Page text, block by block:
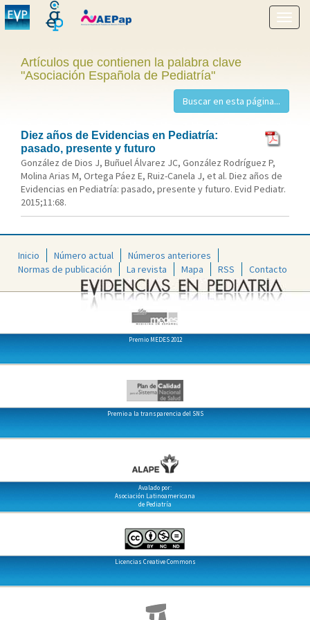
menú
Artículos que contienen la palabra clave
"Asociación Española de Pediatría"
Diez años de Evidencias en Pediatría:
pasado, presente y futuro
González de Dios J, Buñuel Álvarez JC, González Rodríguez P,
Molina Arias M, Ortega Páez E, Ruiz-Canela J, et al. Diez años de
Evidencias en Pediatría: pasado, presente y futuro. Evid Pediatr.
2015;11:68.
Inicio Número actual
Números anteriores
Normas de publicación
La revista Mapa RSS Contacto
Premio MEDES 2012
Premio a la transparencia del SNS
Avalado por:
Asociación Latinoamericana
de Pediatría
Licencias Creative Commons